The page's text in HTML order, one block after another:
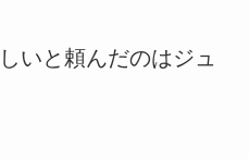
いと頼んだのはジュ